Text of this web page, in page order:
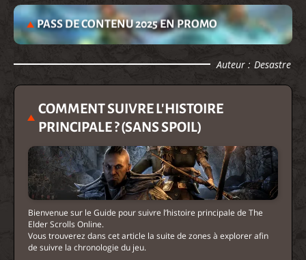
PASS DE CONTENU 2025 EN PROMO
Auteur : Desastre
COMMENT SUIVRE L'HISTOIRE
PRINCIPALE ? (SANS SPOIL)
Bienvenue sur le Guide pour suivre l’histoire principale de The
Elder Scrolls Online.
Vous trouverez dans cet article la suite de zones à explorer afin
de suivre la chronologie du jeu.